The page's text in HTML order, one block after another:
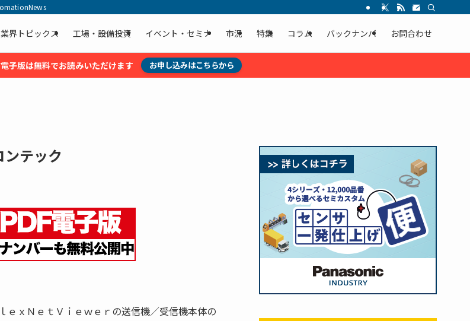
業界トピックス 工場・設備投資 イベント・セミナ 市況 特集 コラム バックナンバ お問合わせ
子版は無料でお読みいただけます お申し込みはこちらから
テック
ｅｘＮｅｔＶｉｅｗｅｒの送信機／受信機本体の